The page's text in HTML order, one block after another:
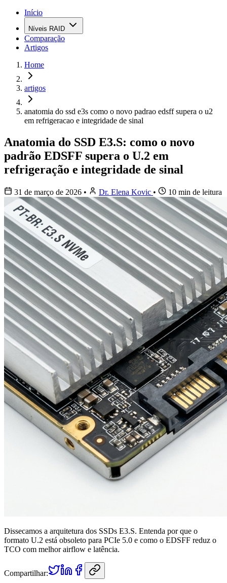
Início
Níveis RAID
Comparação
Artigos
Home
artigos
anatomia do ssd e3s como o novo padrao edsff supera o u2
em refrigeracao e integridade de sinal
Anatomia do SSD E3.S: como o novo
padrão EDSFF supera o U.2 em
refrigeração e integridade de sinal
31 de março de 2026 • Dr. Elena Kovic • 10 min de leitura
Dissecamos a arquitetura dos SSDs E3.S. Entenda por que o
formato U.2 está obsoleto para PCIe 5.0 e como o EDSFF reduz o
TCO com melhor airflow e latência.
Compartilhar: